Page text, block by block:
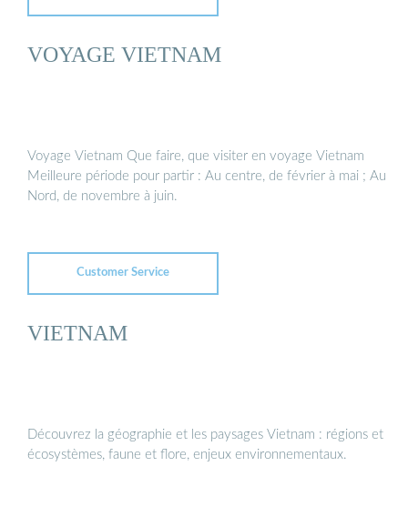
VOYAGE VIETNAM
Voyage Vietnam Que faire, que visiter en voyage Vietnam
Meilleure période pour partir : Au centre, de février à mai ; Au
Nord, de novembre à juin.
Customer Service
VIETNAM
Découvrez la géographie et les paysages Vietnam : régions et
écosystèmes, faune et flore, enjeux environnementaux.